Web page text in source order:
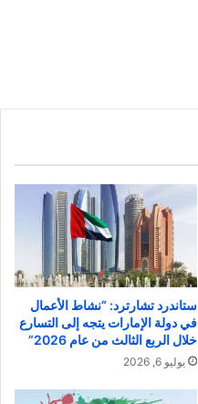
ستاندرد تشارترد: “نشاط الأعمال
في دولة الإمارات يتجه إلى التسارع
خلال الربع الثالث من عام 2026”
يوليو 6, 2026